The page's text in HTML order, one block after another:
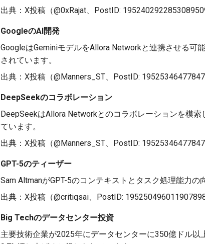
出典：X投稿（@0xRajat、PostID:
GoogleのAI開発
GoogleはGeminiモデルをAllora Networkと連携させる可
されています。
出典：X投稿（@Manners_ST、PostID:
DeepSeekのコラボレーション
DeepSeekはAllora Networkとのコラボレーションを模
ています。
出典：X投稿（@Manners_ST、PostID:
GPT-5のティーザー
Sam AltmanがGPT-5のコンテキストとタスク処理能力の
出典：X投稿（@critiqsai、PostID:
Big Techのデータセンター投資
主要技術企業が2025年にデータセンターに350億ドル